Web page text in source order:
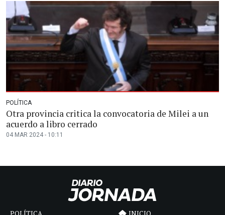
POLÍTICA
Otra provincia critica la convocatoria de Milei a un
acuerdo a libro cerrado
04 MAR 2024 - 10:11